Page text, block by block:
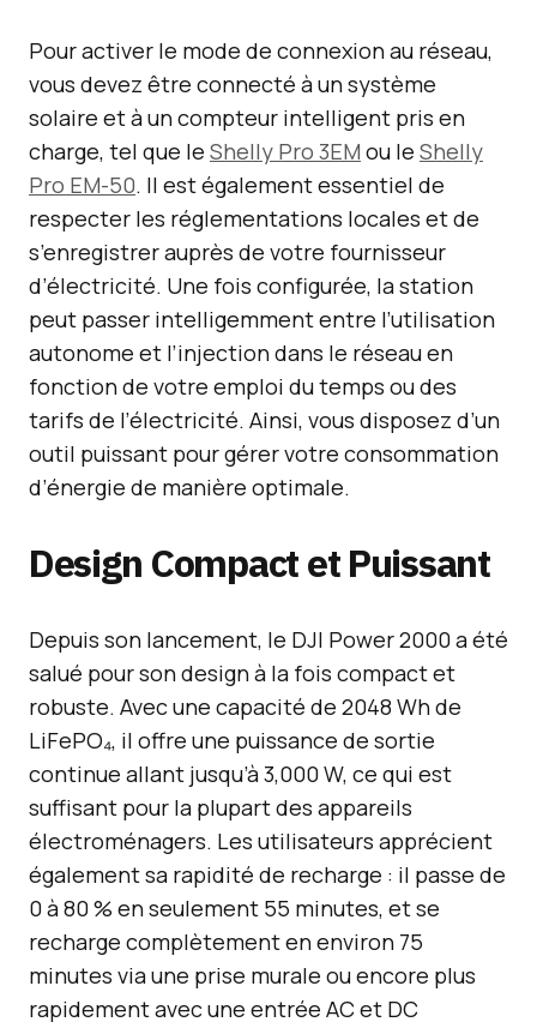
Pour activer le mode de connexion au réseau,
vous devez être connecté à un système
solaire et à un compteur intelligent pris en
charge, tel que le Shelly Pro 3EM ou le Shelly
Pro EM-50. Il est également essentiel de
respecter les réglementations locales et de
s’enregistrer auprès de votre fournisseur
d’électricité. Une fois configurée, la station
peut passer intelligemment entre l’utilisation
autonome et l’injection dans le réseau en
fonction de votre emploi du temps ou des
tarifs de l’électricité. Ainsi, vous disposez d’un
outil puissant pour gérer votre consommation
d’énergie de manière optimale.
Design Compact et Puissant
Depuis son lancement, le DJI Power 2000 a été
salué pour son design à la fois compact et
robuste. Avec une capacité de 2048 Wh de
LiFePO₄, il offre une puissance de sortie
continue allant jusqu’à 3,000 W, ce qui est
suffisant pour la plupart des appareils
électroménagers. Les utilisateurs apprécient
également sa rapidité de recharge : il passe de
0 à 80 % en seulement 55 minutes, et se
recharge complètement en environ 75
minutes via une prise murale ou encore plus
rapidement avec une entrée AC et DC